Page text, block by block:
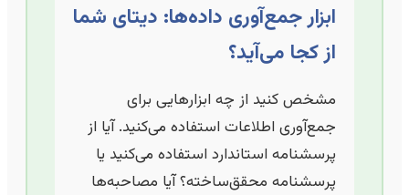
ابزار جمع‌آوری داده‌ها: دیتای شما
از کجا می‌آید؟
مشخص کنید از چه ابزارهایی برای
جمع‌آوری اطلاعات استفاده می‌کنید. آیا از
پرسشنامه استاندارد استفاده می‌کنید یا
پرسشنامه محقق‌ساخته؟ آیا مصاحبه‌ها